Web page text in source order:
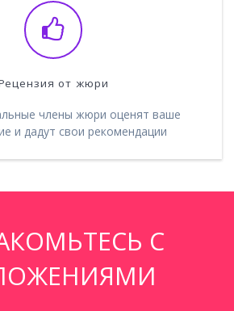
от жюри
члены жюри оценят ваше
и дадут свои рекомендации
С